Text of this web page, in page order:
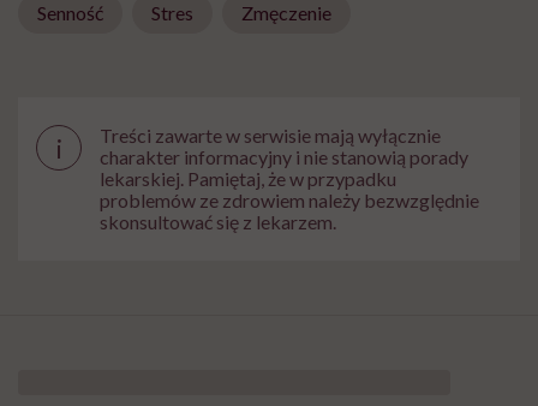
Senność Stres Zmęczenie
i
Treści zawarte w serwisie mają wyłącznie
charakter informacyjny i nie stanowią porady
lekarskiej. Pamiętaj, że w przypadku
problemów ze zdrowiem należy bezwzględnie
skonsultować się z lekarzem.